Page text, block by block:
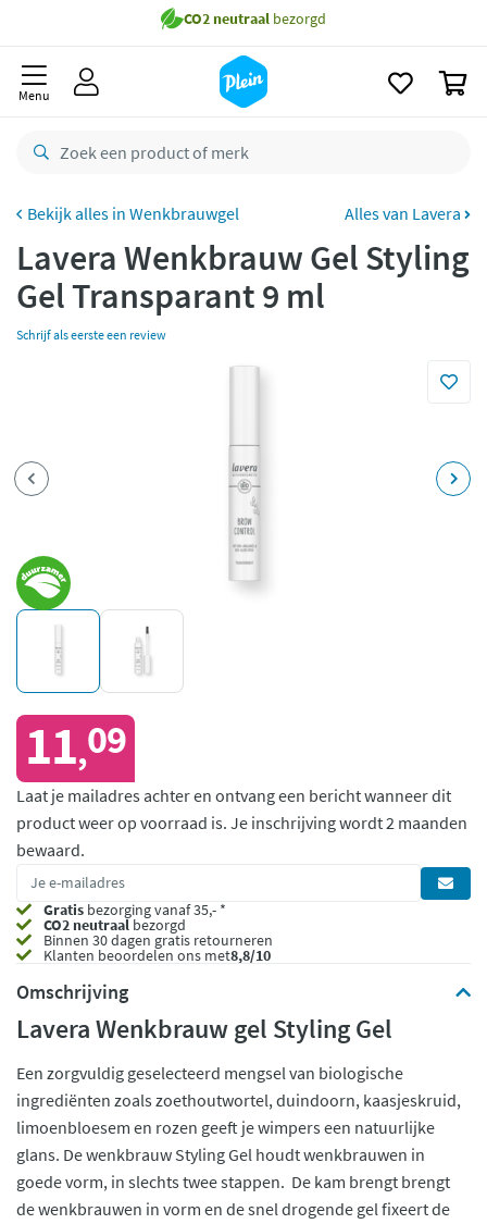
Gratisbezorging vanaf 35,- *
besteld,
Gratisretourneren
Betaal met Klarna
Menu
Wenkbrauwgel Alles van Lavera
Lavera Wenkbrauw Gel Styling
Gel Transparant 9 ml
Schrijf als eerste een review
11,09
Laat je mailadres achter en ontvang een bericht wanneer dit
product weer op voorraad is. Je inschrijving wordt 2 maanden
bewaard.
Gratis bezorging vanaf 35,- *
CO2 neutraalbezorgd
Binnen 30 dagen gratis retourneren
Klanten beoordelen ons met8,8/10
Omschrijving
Lavera Wenkbrauw gel Styling Gel
Een zorgvuldig geselecteerd mengsel van biologische
ingrediënten zoals zoethoutwortel, duindoorn, kaasjeskruid,
limoenbloesem en rozen geeft je wimpers een natuurlijke
glans. De wenkbrauw Styling Gel houdt wenkbrauwen in
goede vorm, in slechts twee stappen. De kam brengt brengt
de wenkbrauwen in vorm en de snel drogende gel fixeert de